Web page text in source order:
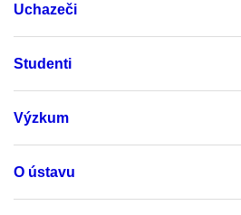
Uchazeči
Studenti
Výzkum
O ústavu